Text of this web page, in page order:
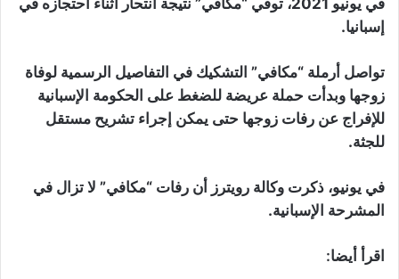
في يونيو 2021، توفي “مكافي” نتيجة انتحار أثناء احتجازه في
إسبانيا.
تواصل أرملة “مكافي” التشكيك في التفاصيل الرسمية لوفاة
زوجها وبدأت حملة عريضة للضغط على الحكومة الإسبانية
للإفراج عن رفات زوجها حتى يمكن إجراء تشريح مستقل
للجثة.
في يونيو، ذكرت وكالة رويترز أن رفات “مكافي” لا تزال في
المشرحة الإسبانية.
اقرأ أيضا: